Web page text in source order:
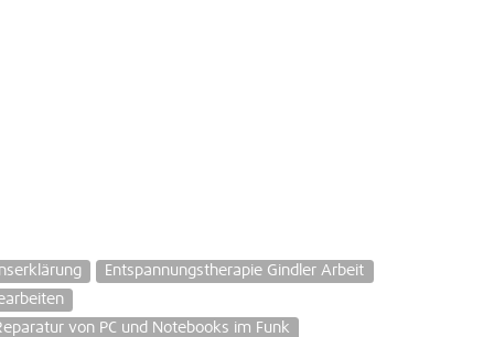
Entspannungstherapie Gindler Arbeit
von PC und Notebooks im Funk